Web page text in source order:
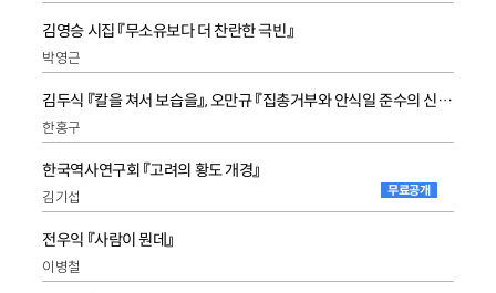
김영승 시집 『무소유보다 더 찬란한 극빈』
박영근
김두식 『칼을 쳐서 보습을』, 오만규 『집총거부와 안식일 준수의 신앙양심』
한홍구
한국역사연구회 『고려의 황도 개경』
김기섭 무료공개
전우익 『사람이 뭔데』
이병철